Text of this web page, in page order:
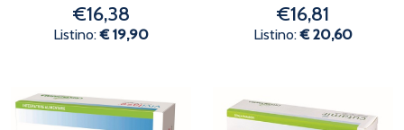
€16,38
Listino:€ 19,90
€16,81
Listino:€ 20,60